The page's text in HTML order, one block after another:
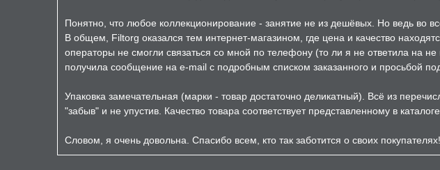
Понятно, что любое коллекционирование - занятие не из дешёвых. Но ведь во
В общем, Filtorg оказался тем интернет-магазином, где цена и качество
операторы не смогли связаться со мной по телефону (то ли я не ответила на
получила сообщение на e-mail с подробным списком заказанного и просьбой
Упаковка замечательная (марки - товар достаточно деликатный). Всё из
"забыв" и не упустив. Качество товара соответствует представленному в
Словом, я очень довольна. Спасибо всем, кто так заботится о своих покупателях!